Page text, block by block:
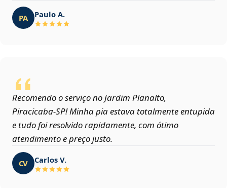
PA Paulo A.
Recomendo o serviço no Jardim Planalto,
Piracicaba‑SP! Minha pia estava totalmente entupida
e tudo foi resolvido rapidamente, com ótimo
atendimento e preço justo.
CV Carlos V.